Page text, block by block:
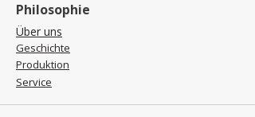
Philosophie
Über uns
Geschichte
Produktion
Service